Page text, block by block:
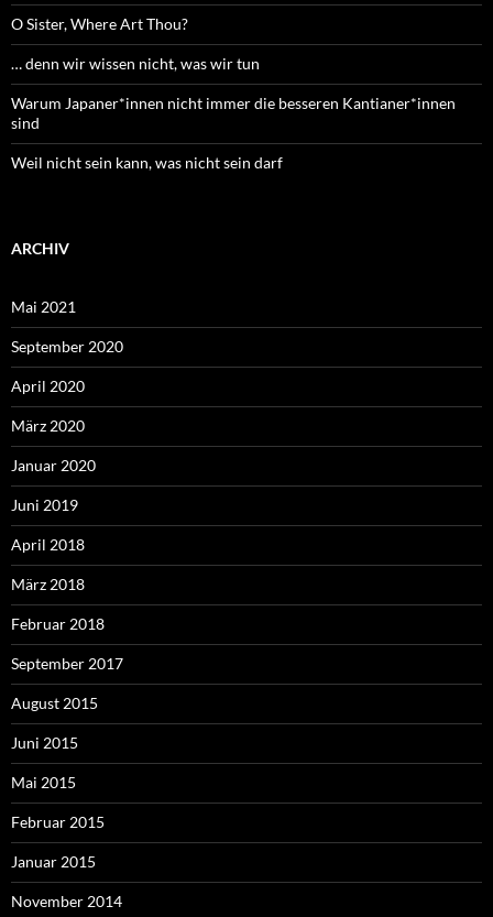
O Sister, Where Art Thou?
… denn wir wissen nicht, was wir tun
Warum Japaner*innen nicht immer die besseren Kantianer*innen
sind
Weil nicht sein kann, was nicht sein darf
ARCHIV
Mai 2021
September 2020
April 2020
März 2020
Januar 2020
Juni 2019
April 2018
März 2018
Februar 2018
September 2017
August 2015
Juni 2015
Mai 2015
Februar 2015
Januar 2015
November 2014